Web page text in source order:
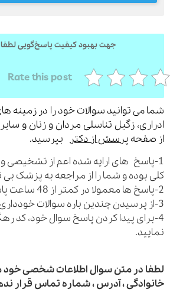
جهت بهبود کیفیت پاسخ‌گویی لطفا
Rate this post
توانید سوالات خود را در زمینه های
زگیل تناسلی مردان و زنان و سایر
پرسش از دکتربپرسید.
های ارایه شده اعم از تشخیصی و
و شما را از مراجعه به پزشک بی نیاز
پیدا کردن پاسخ سوال خود، کد رهگیری
در متن سوال اطلاعات شخصی خود مثل
، آدرس ، شماره تماس قرار
قدرت گرفته از همیارسیستم